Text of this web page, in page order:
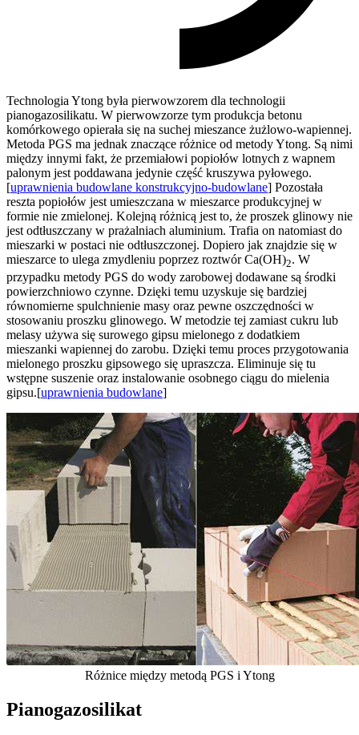
Technologia Ytong była pierwowzorem dla technologii
pianogazosilikatu. W pierwowzorze tym produkcja betonu
komórkowego opierała się na suchej mieszance żużlowo-wapiennej.
Metoda PGS ma jednak znaczące różnice od metody Ytong. Są nimi
między innymi fakt, że przemiałowi popiołów lotnych z wapnem
palonym jest poddawana jedynie część kruszywa pyłowego.
[uprawnienia budowlane konstrukcyjno-budowlane] Pozostała
reszta popiołów jest umieszczana w mieszarce produkcyjnej w
formie nie zmielonej. Kolejną różnicą jest to, że proszek glinowy nie
jest odtłuszczany w prażalniach aluminium. Trafia on natomiast do
mieszarki w postaci nie odtłuszczonej. Dopiero jak znajdzie się w
mieszarce to ulega zmydleniu poprzez roztwór Ca(OH)2. W
przypadku metody PGS do wody zarobowej dodawane są środki
powierzchniowo czynne. Dzięki temu uzyskuje się bardziej
równomierne spulchnienie masy oraz pewne oszczędności w
stosowaniu proszku glinowego. W metodzie tej zamiast cukru lub
melasy używa się surowego gipsu mielonego z dodatkiem
mieszanki wapiennej do zarobu. Dzięki temu proces przygotowania
mielonego proszku gipsowego się upraszcza. Eliminuje się tu
wstępne suszenie oraz instalowanie osobnego ciągu do mielenia
gipsu.[uprawnienia budowlane]
Różnice między metodą PGS i Ytong
Pianogazosilikat